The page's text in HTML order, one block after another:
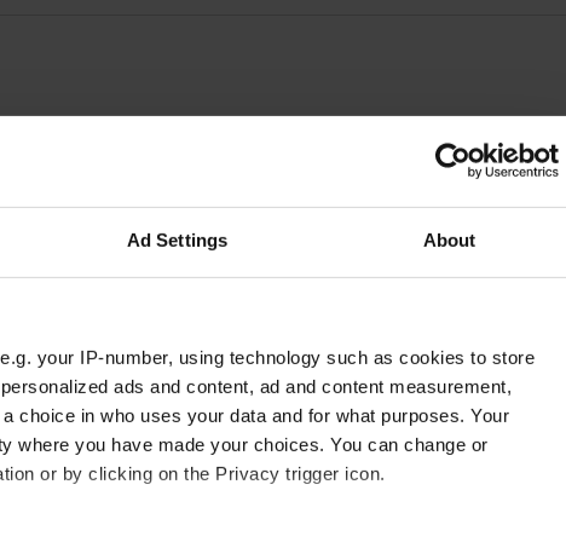
Ad Settings About
your IP-number, using technology such as cookies to store
ads and content, ad and content measurement,
choice in who uses your data and for what purposes. Your
where you have made your choices. You can change or
or by clicking on the Privacy trigger icon.
SESA SYSTEMS France & World